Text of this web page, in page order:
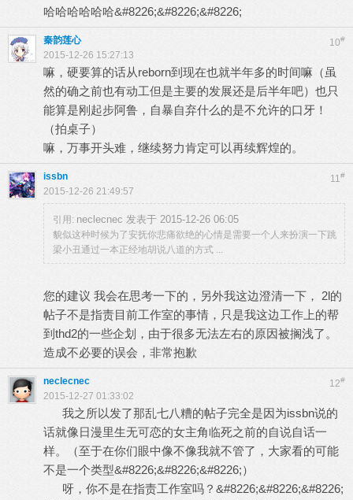
哈哈哈哈哈哈&#8226;&#8226;&#8226;
10#
秦韵莲心
2015-12-26 15:27:13
嘛，硬要算的话从reborn到现在也就半年多的时间嘛（虽
然的确之前也有动工但是主要的发展还是后半年吧）也只
能算是刚起步阿鲁，自暴自弃什么的是不允许的口牙！
（拍桌子）
嘛，万事开头难，继续努力肯定可以再续辉煌的。
11#
issbn
2015-12-26 21:49:57
引用: neclecnec 发表于 2015-12-26 06:05
貌似这种时候为了安抚你悲痛欲绝的心情是需要一个人来扮演一下跳
梁小丑通过一本正经地胡说八道的方式 ...
您的建议 我会在思考一下的，另外我这边澄清一下， 2l的
帖子不是指责目前工作室的事情，只是我这边工作上的帮
到thd2的一些企划，由于很多无法左右的原因被搁浅了。
造成不必要的误会，非常抱歉
12#
neclecnec
2015-12-27 01:33:02
我之所以发了那乱七八糟的帖子完全是因为issbn说的
话就像日漫里生无可恋的女主角临死之前的自说自话一
样。（至于在你们眼中像不像我就不管了，大家看的可能
不是一个类型&#8226;&#8226;&#8226;）
呀，你不是在指责工作室吗？&#8226;&#8226;&#8226;